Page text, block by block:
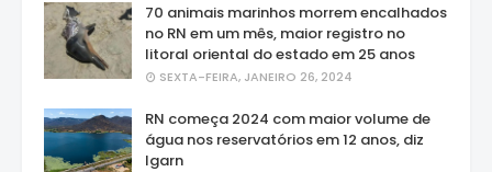
70 animais marinhos morrem encalhados
no RN em um mês, maior registro no
litoral oriental do estado em 25 anos
SEXTA-FEIRA, JANEIRO 26, 2024
RN começa 2024 com maior volume de
água nos reservatórios em 12 anos, diz
Igarn